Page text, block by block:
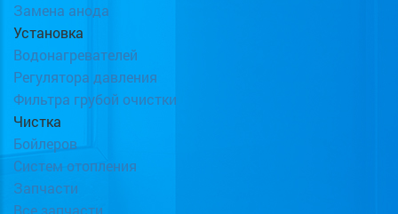
Замена анода
Установка
Водонагревателей
Регулятора давления
Фильтра грубой очистки
Чистка
Бойлеров
Систем отопления
Запчасти